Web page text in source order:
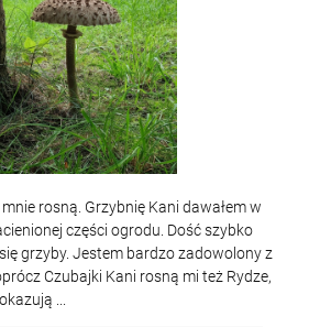
rosną. Grzybnię Kani dawałem w
części ogrodu. Dość szybko
grzyby. Jestem bardzo zadowolony z
Czubajki Kani rosną mi też Rydze,
...